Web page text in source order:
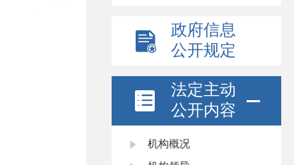
政府信息
公开规定
法定主动
公开内容
机构概况